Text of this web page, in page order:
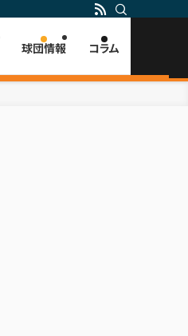
球団情報 コラム